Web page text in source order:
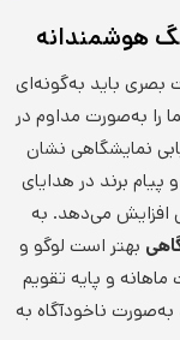
بصری باید به‌گونه‌ای
را به‌صورت مداوم در
نمایشگاهی نشان
پیام برند در هدایای
افزایش می‌دهد. به
بهتر است لوگو و
و پایه تقویم
به‌صورت ناخودآگاه به